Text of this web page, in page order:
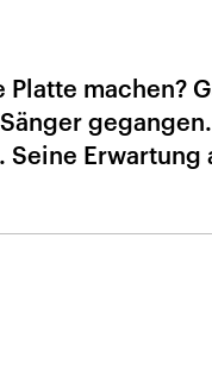
machen?
Erwartung